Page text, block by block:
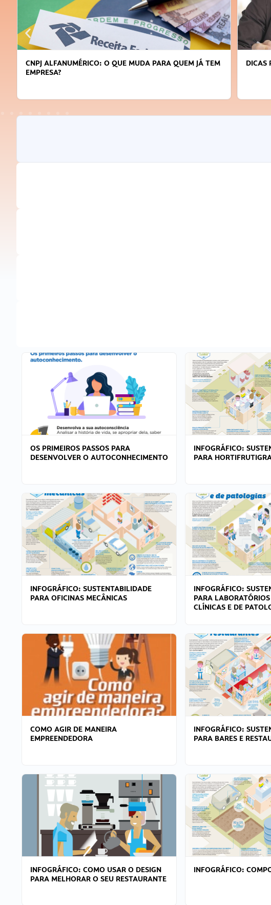
CNPJ ALFANUMÉRICO: O QUE MUDA PARA QUEM JÁ TEM
EMPRESA?
DICAS
OS PRIMEIROS PASSOS PARA
DESENVOLVER O AUTOCONHECIMENTO
INFOGRÁFICO:
PARA
INFOGRÁFICO: SUSTENTABILIDADE
PARA OFICINAS MECÂNICAS
INFOGRÁFICO:
PARA
CLÍNICAS E DE
COMO AGIR DE MANEIRA
EMPREENDEDORA
INFOGRÁFICO:
PARA BARES E
INFOGRÁFICO: COMO USAR O DESIGN
PARA MELHORAR O SEU RESTAURANTE
INFOGRÁFICO: